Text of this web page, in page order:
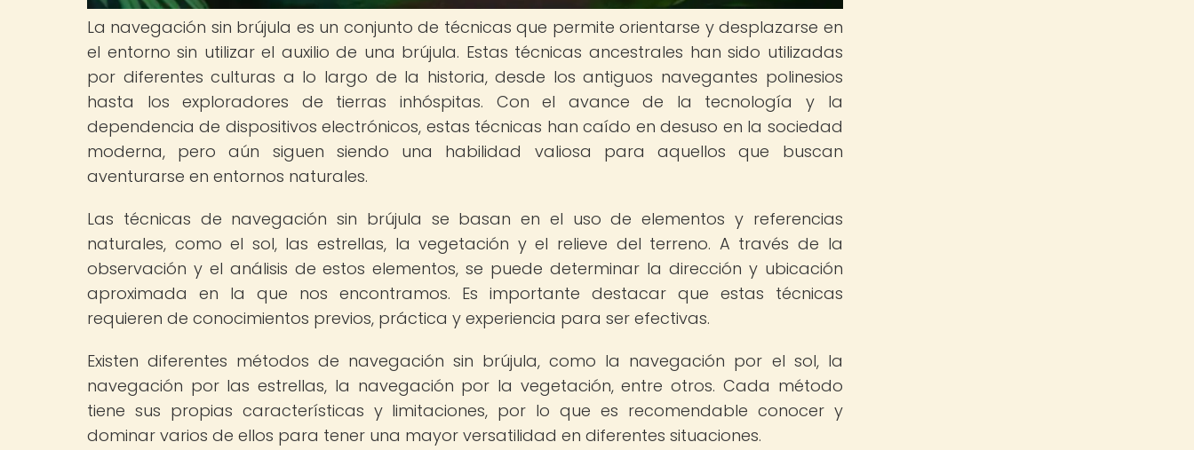
La navegación sin brújula es un conjunto de técnicas que permite orientarse y desplazarse en
el entorno sin utilizar el auxilio de una brújula. Estas técnicas ancestrales han sido utilizadas
por diferentes culturas a lo largo de la historia, desde los antiguos navegantes polinesios
hasta los exploradores de tierras inhóspitas. Con el avance de la tecnología y la
dependencia de dispositivos electrónicos, estas técnicas han caído en desuso en la sociedad
moderna, pero aún siguen siendo una habilidad valiosa para aquellos que buscan
aventurarse en entornos naturales.
Las técnicas de navegación sin brújula se basan en el uso de elementos y referencias
naturales, como el sol, las estrellas, la vegetación y el relieve del terreno. A través de la
observación y el análisis de estos elementos, se puede determinar la dirección y ubicación
aproximada en la que nos encontramos. Es importante destacar que estas técnicas
requieren de conocimientos previos, práctica y experiencia para ser efectivas.
Existen diferentes métodos de navegación sin brújula, como la navegación por el sol, la
navegación por las estrellas, la navegación por la vegetación, entre otros. Cada método
tiene sus propias características y limitaciones, por lo que es recomendable conocer y
dominar varios de ellos para tener una mayor versatilidad en diferentes situaciones.